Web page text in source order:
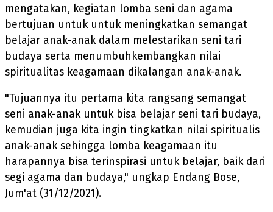
mengatakan, kegiatan lomba seni dan agama
bertujuan untuk untuk meningkatkan semangat
belajar anak-anak dalam melestarikan seni tari
budaya serta menumbuhkembangkan nilai
spiritualitas keagamaan dikalangan anak-anak.
"Tujuannya itu pertama kita rangsang semangat
seni anak-anak untuk bisa belajar seni tari budaya,
kemudian juga kita ingin tingkatkan nilai spiritualis
anak-anak sehingga lomba keagamaan itu
harapannya bisa terinspirasi untuk belajar, baik dari
segi agama dan budaya," ungkap Endang Bose,
Jum'at (31/12/2021).